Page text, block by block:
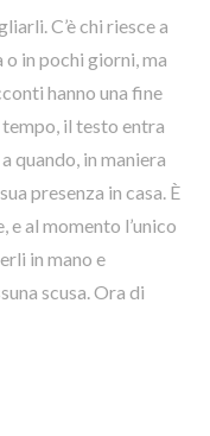
C’è chi riesce a
in pochi giorni, ma
hanno una fine
il testo entra
quando, in maniera
presenza in casa. È
al momento l’unico
in mano e
scusa. Ora di